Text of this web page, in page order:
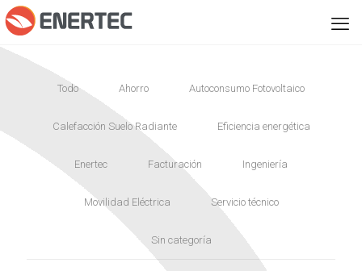
Todo Ahorro Autoconsumo Fotovoltaico
Calefacción Suelo Radiante Eficiencia energética
Enertec Facturación Ingeniería
Movilidad Eléctrica Servicio técnico
Sin categoría